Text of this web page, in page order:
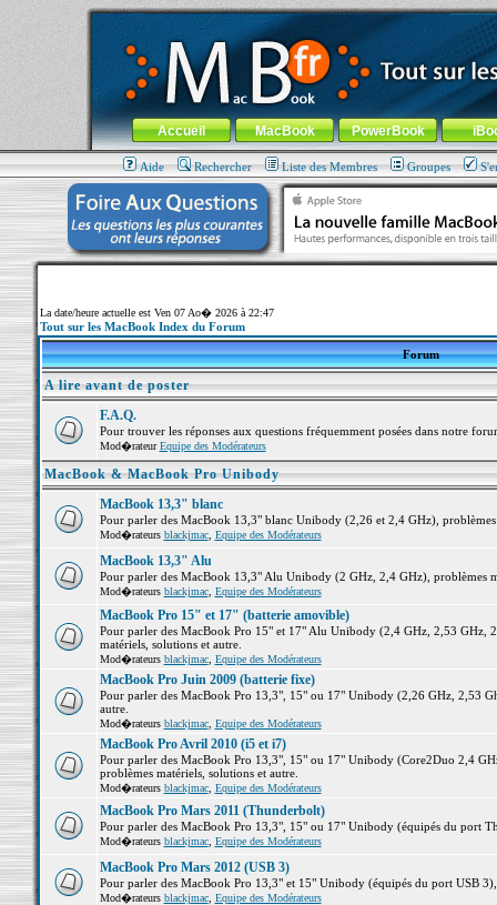
MacBook-fr.com : 100% Apple... 100% nomade !
Aller au contenu-Aller au menu général-Aller au menu de
Menu général
Accueil MacBook PowerBook
Aide Rechercher Liste des Membres Groupes
La date/heure actuelle est Ven 07 Ao� 2026 à 22:47
Tout sur les MacBook Index du Forum
Forum
A lire avant de poster
F.A.Q.
Pour trouver les réponses aux questions fréquemment posées dans notre
Mod�rateurEquipe des Modérateurs
MacBook & MacBook Pro Unibody
MacBook 13,3" blanc
Pour parler des MacBook 13,3" blanc Unibody (2,26 et 2,4 GHz),
Mod�rateurs blackjmac, Equipe des Modérateurs
MacBook 13,3" Alu
Pour parler des MacBook 13,3" Alu Unibody (2 GHz, 2,4 GHz), problèmes
Mod�rateurs blackjmac, Equipe des Modérateurs
MacBook Pro 15" et 17" (batterie amovible)
Pour parler des MacBook Pro 15" et 17" Alu Unibody (2,4 GHz, 2,53 GHz,
matériels, solutions et autre.
Mod�rateurs blackjmac, Equipe des Modérateurs
MacBook Pro Juin 2009 (batterie fixe)
Pour parler des MacBook Pro 13,3", 15" ou 17" Unibody (2,26 GHz, 2,53
autre.
Mod�rateurs blackjmac, Equipe des Modérateurs
MacBook Pro Avril 2010 (i5 et i7)
Pour parler des MacBook Pro 13,3", 15" ou 17" Unibody (Core2Duo 2,4
problèmes matériels, solutions et autre.
Mod�rateurs blackjmac, Equipe des Modérateurs
MacBook Pro Mars 2011 (Thunderbolt)
Pour parler des MacBook Pro 13,3", 15" ou 17" Unibody (équipés du port
Mod�rateurs blackjmac, Equipe des Modérateurs
MacBook Pro Mars 2012 (USB 3)
Pour parler des MacBook Pro 13,3" et 15" Unibody (équipés du port USB
Mod�rateurs blackjmac, Equipe des Modérateurs